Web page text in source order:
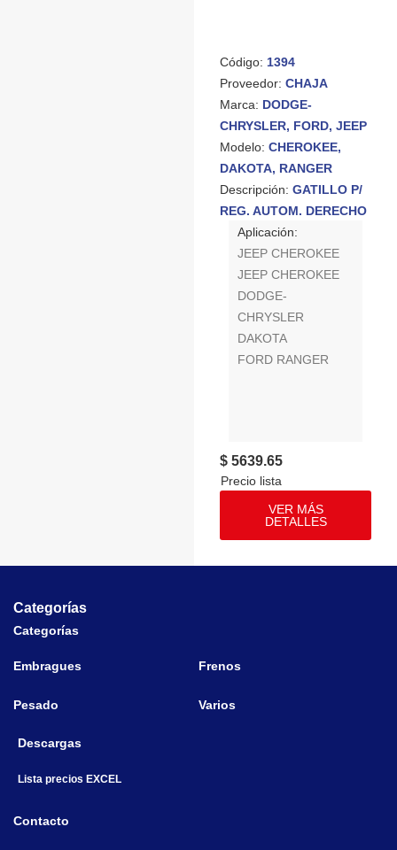
Código: 1394
Proveedor:CHAJA
Marca: DODGE-
CHRYSLER, FORD, JEEP
Modelo:CHEROKEE,
DAKOTA, RANGER
Descripción:GATILLO P/
REG. AUTOM. DERECHO
Aplicación:
JEEP CHEROKEE
JEEP CHEROKEE
DODGE-
CHRYSLER
DAKOTA
FORD RANGER
$ 5639.65
VER MÁS
DETALLES
Categorías
Categorías
Embragues Frenos
Pesado Varios
Descargas
Lista precios EXCEL
Contacto